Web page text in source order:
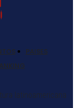
PAISES
latinoamericana